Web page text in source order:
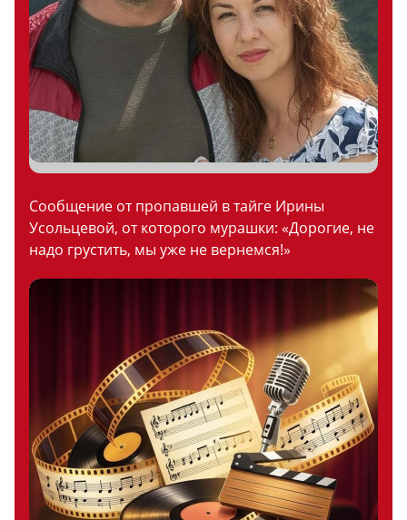
Сообщение от пропавшей в тайге Ирины
Усольцевой, от которого мурашки: «Дорогие, не
надо грустить, мы уже не вернемся!»